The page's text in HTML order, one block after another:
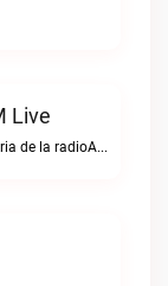
Live
Creando perfeccion en la industria de la radioAJIJO Radio 106.1 FM live